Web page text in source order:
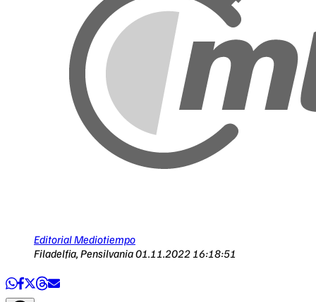
Editorial Mediotiempo
Filadelfia, Pensilvania01.11.2022 16:18:51